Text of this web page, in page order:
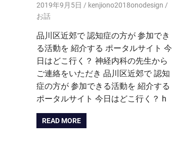
2019年9月5日
kenjiono2018onodesign
お話
品川区近郊で 認知症の方が 参加でき
る活動を 紹介する ポータルサイト 今
日はどこ行く？ 神経内科の先生から
ご連絡をいただき 品川区近郊で 認知
症の方が 参加できる活動を 紹介する
ポータルサイト 今日はどこ行く？ h
READ MORE